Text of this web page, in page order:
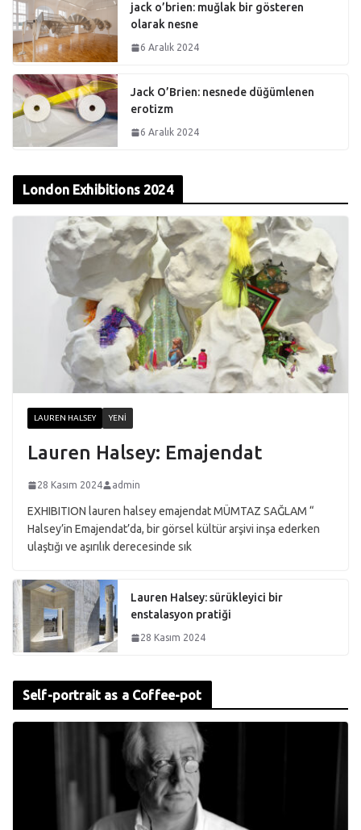
jack o’brien: muğlak bir gösteren
olarak nesne
6 Aralık 2024
Jack O’Brien: nesnede düğümlenen
erotizm
6 Aralık 2024
London Exhibitions 2024
LAUREN HALSEY YENI
Lauren Halsey: Emajendat
28 Kasım 2024 admin
EXHIBITION lauren halsey emajendat MÜMTAZ SAĞLAM “
Halsey’in Emajendat’da, bir görsel kültür arşivi inşa ederken
ulaştığı ve aşırılık derecesinde sık
Lauren Halsey: sürükleyici bir
enstalasyon pratiği
28 Kasım 2024
Self-portrait as a Coffee-pot